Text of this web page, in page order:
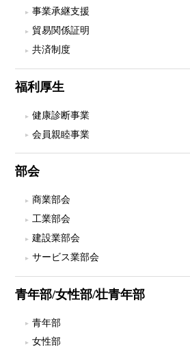
事業承継支援
貿易関係証明
共済制度
福利厚生
健康診断事業
会員親睦事業
部会
商業部会
工業部会
建設業部会
サービス業部会
青年部/女性部/壮青年部
青年部
女性部